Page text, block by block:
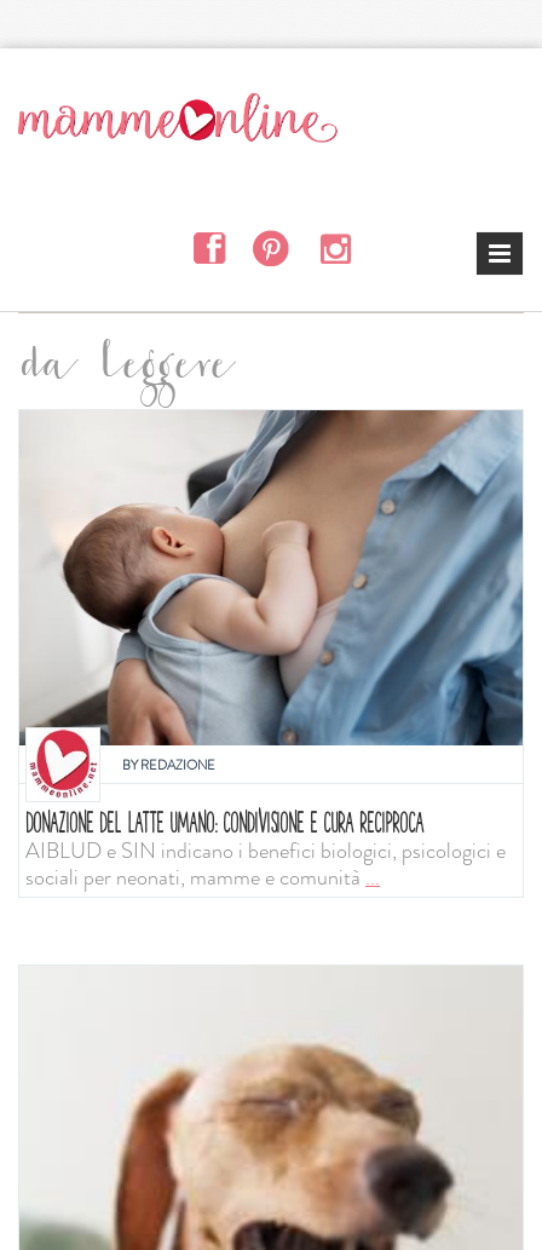
da leggere
BYREDAZIONE
DONAZIONE DEL LATTE UMANO: CONDIVISIONE E CURA RECIPROCA
AIBLUD e SIN indicano i benefici biologici, psicologici e
sociali per neonati, mamme e comunità...